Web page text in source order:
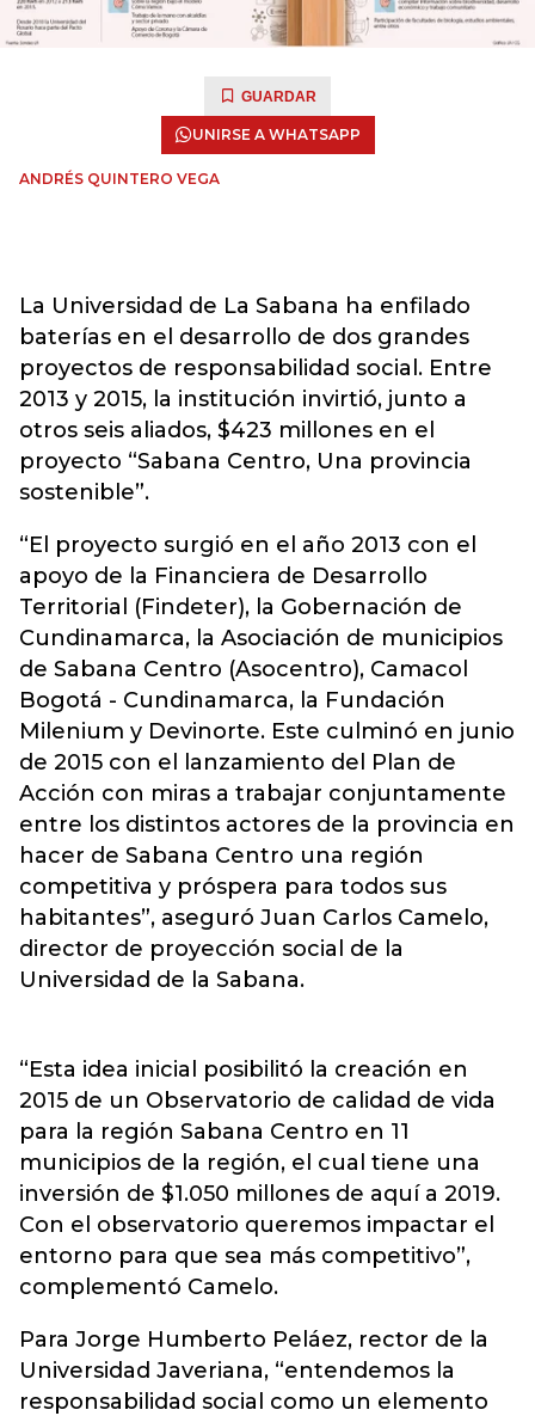
GUARDAR
UNIRSE A WHATSAPP
ANDRÉS QUINTERO VEGA
La Universidad de La Sabana ha enfilado
baterías en el desarrollo de dos grandes
proyectos de responsabilidad social. Entre
2013 y 2015, la institución invirtió, junto a
otros seis aliados, $423 millones en el
proyecto “Sabana Centro, Una provincia
sostenible”.
“El proyecto surgió en el año 2013 con el
apoyo de la Financiera de Desarrollo
Territorial (Findeter), la Gobernación de
Cundinamarca, la Asociación de municipios
de Sabana Centro (Asocentro), Camacol
Bogotá - Cundinamarca, la Fundación
Milenium y Devinorte. Este culminó en junio
de 2015 con el lanzamiento del Plan de
Acción con miras a trabajar conjuntamente
entre los distintos actores de la provincia en
hacer de Sabana Centro una región
competitiva y próspera para todos sus
habitantes”, aseguró Juan Carlos Camelo,
director de proyección social de la
Universidad de la Sabana.
“Esta idea inicial posibilitó la creación en
2015 de un Observatorio de calidad de vida
para la región Sabana Centro en 11
municipios de la región, el cual tiene una
inversión de $1.050 millones de aquí a 2019.
Con el observatorio queremos impactar el
entorno para que sea más competitivo”,
complementó Camelo.
Para Jorge Humberto Peláez, rector de la
Universidad Javeriana, “entendemos la
responsabilidad social como un elemento